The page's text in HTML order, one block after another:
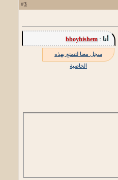
3
أنا :bboyhishem
سجل معنا لتتمتع بهذه
الخاصية